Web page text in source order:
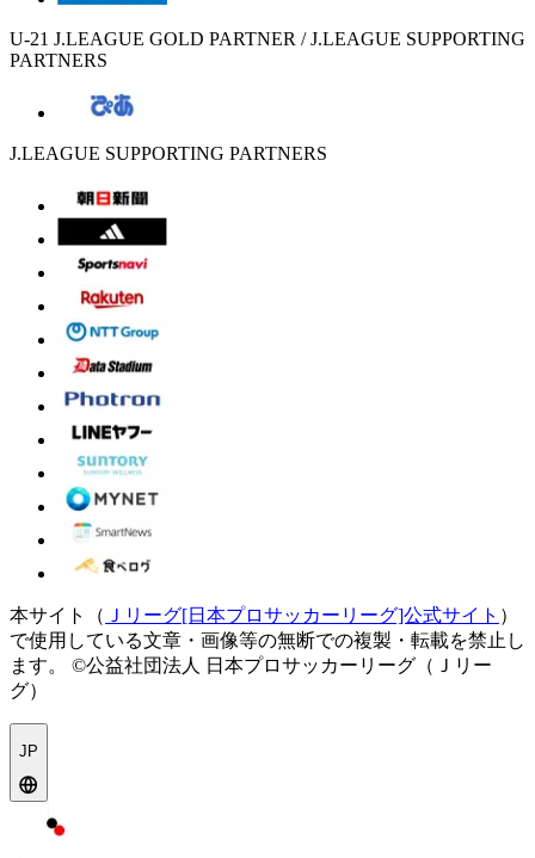
U-21 J.LEAGUE GOLD PARTNER / J.LEAGUE SUPPORTING
PARTNERS
J.LEAGUE SUPPORTING PARTNERS
本サイト（ Ｊリーグ[日本プロサッカーリーグ]公式サイト ）
で使用している文章・画像等の無断での複製・転載を禁止し
ます。
©公益社団法人 日本プロサッカーリーグ（Ｊリー
グ）
JP